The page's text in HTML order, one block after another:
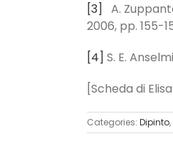
[3]
A.
2006, pp. 155-
[4] S. E.
[Scheda di
Categories: Dipinto,